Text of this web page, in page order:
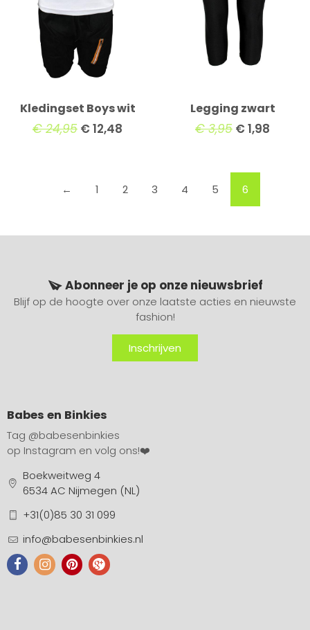
Kledingset Boys wit
€24,95 €12,48
Legging zwart
€3,95 €1,98
← 1 2 3 4 5 6
Abonneer je op onze nieuwsbrief
Blijf op de hoogte over onze laatste acties en nieuwste
fashion!
Inschrijven
Babes en Binkies
Tag @babesenbinkies
op Instagram en volg ons!❤️
Boekweitweg 4
6534 AC Nijmegen (NL)
+31(0)85 30 31 099
info@babesenbinkies.nl